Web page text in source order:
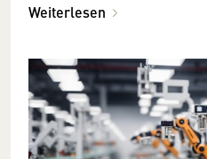
Weiterlesen